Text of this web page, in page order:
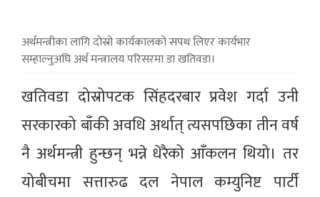
अर्थमन्त्रीका लागि दोस्रो कार्यकालको सपथ लिएर कार्यभार
सम्हाल्नुअघि अर्थ मन्त्रालय परिसरमा डा खतिवडा।
खतिवडा दोस्रोपटक सिंहदरबार प्रवेश गर्दा उनी
सरकारको बाँकी अवधि अर्थात् त्यसपछिका तीन वर्ष
नै अर्थमन्त्री हुन्छन् भन्ने धेरैको आँकलन थियो। तर
योबीचमा सत्तारुढ दल नेपाल कम्युनिष्ट पार्टी